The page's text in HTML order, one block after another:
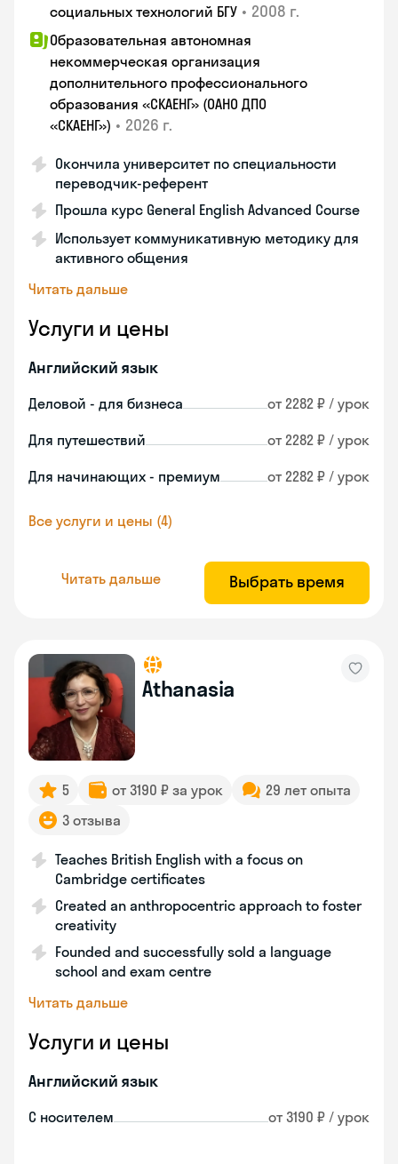
социальных технологий БГУ • 2008 г.
Образовательная автономная
некоммерческая организация
дополнительного профессионального
образования «СКАЕНГ» (ОАНО ДПО
«СКАЕНГ») • 2026 г.
Окончила университет по специальности
переводчик-референт
Прошла курс General English Advanced Course
Использует коммуникативную методику для
активного общения
Читать дальше
Услуги и цены
Английский язык
Деловой - для бизнеса от 2282 ₽ / урок
Для путешествий от 2282 ₽ / урок
Для начинающих - премиум от 2282 ₽ / урок
Все услуги и цены (4)
Читать дальше Выбрать время
Athanasia
5 от 3190 ₽ за урок
29 лет опыта
3 отзыва
Teaches British English with a focus on
Cambridge certificates
Created an anthropocentric approach to foster
creativity
Founded and successfully sold a language
school and exam centre
Читать дальше
Услуги и цены
Английский язык
С носителем от 3190 ₽ / урок